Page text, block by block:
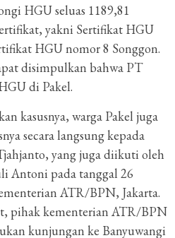
HGU seluas 1189,81
yakni Sertifikat HGU
HGU nomor 8 Songgon.
disimpulkan bahwa PT
di Pakel.
kasusnya, warga Pakel juga
secara langsung kepada
yang juga diikuti oleh
Antoni pada tanggal 26
ATR/BPN, Jakarta.
pihak kementerian ATR/BPN
kunjungan ke Banyuwangi